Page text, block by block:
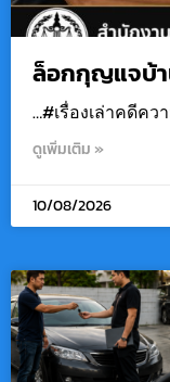
ล็อกกุญแจบ้า
…#เรื่องเล่าคดีค
ดูเพิ่มเติม »
10/08/2026